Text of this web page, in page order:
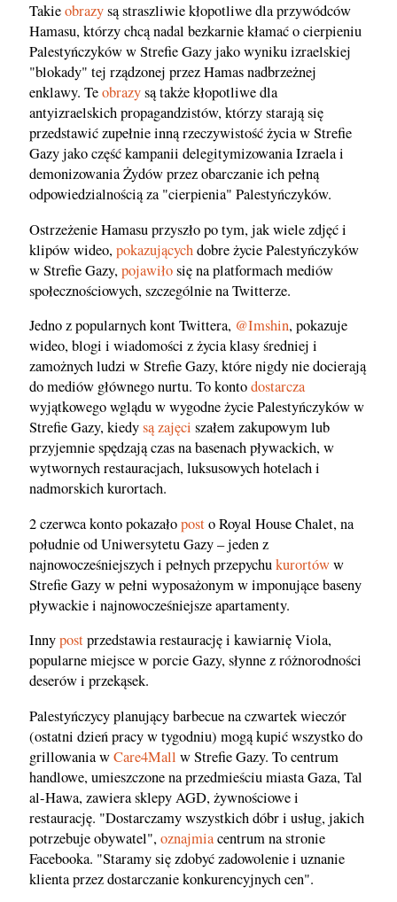
Takieobrazysą straszliwie kłopotliwe dla przywódców
Hamasu, którzy chcą nadal bezkarnie kłamać o cierpieniu
Palestyńczyków w Strefie Gazy jako wyniku izraelskiej
"blokady" tej rządzonej przez Hamas nadbrzeżnej
enklawy. Teobrazysą także kłopotliwe dla
antyizraelskich propagandzistów, którzy starają się
przedstawić zupełnie inną rzeczywistość życia w Strefie
Gazy jako część kampanii delegitymizowania Izraela i
demonizowania Żydów przez obarczanie ich pełną
odpowiedzialnością za "cierpienia" Palestyńczyków.
Ostrzeżenie Hamasu przyszło po tym, jak wiele zdjęć i
klipów wideo,pokazującychdobre życie Palestyńczyków
w Strefie Gazy,pojawiłosię na platformach mediów
społecznościowych, szczególnie na Twitterze.
Jedno z popularnych kont Twittera, @Imshin, pokazuje
wideo, blogi i wiadomości z życia klasy średniej i
zamożnych ludzi w Strefie Gazy, które nigdy nie docierają
do mediów głównego nurtu. To kontodostarcza
wyjątkowego wglądu w wygodne życie Palestyńczyków w
Strefie Gazy, kiedysą zajęci szałem zakupowym lub
przyjemnie spędzają czas na basenach pływackich, w
wytwornych restauracjach, luksusowych hotelach i
nadmorskich kurortach.
2 czerwca konto pokazałoposto Royal House Chalet, na
południe od Uniwersytetu Gazy – jeden z
najnowocześniejszych i pełnych przepychukurortóww
Strefie Gazy w pełni wyposażonym w imponujące baseny
pływackie i najnowocześniejsze apartamenty.
Innypostprzedstawia restaurację i kawiarnię Viola,
popularne miejsce w porcie Gazy, słynne z różnorodności
deserów i przekąsek.
Palestyńczycy planujący barbecue na czwartek wieczór
(ostatni dzień pracy w tygodniu) mogą kupić wszystko do
grillowania wCare4Mall w Strefie Gazy. To centrum
handlowe, umieszczone na przedmieściu miasta Gaza, Tal
al-Hawa, zawiera sklepy AGD, żywnościowe i
restaurację. "Dostarczamy wszystkich dóbr i usług, jakich
potrzebuje obywatel",oznajmiacentrum na stronie
Facebooka. "Staramy się zdobyć zadowolenie i uznanie
klienta przez dostarczanie konkurencyjnych cen".